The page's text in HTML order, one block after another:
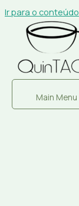
Ir para o conteúdo
Main Menu